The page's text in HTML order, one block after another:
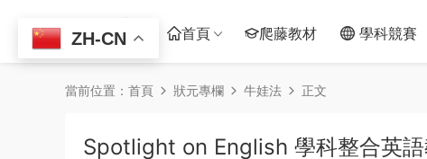
首頁 爬藤教材 學科競賽
當前位置： 首頁 狀元專欄 牛娃法 正文
Spotlight on English 學科整合英
ZH-CN